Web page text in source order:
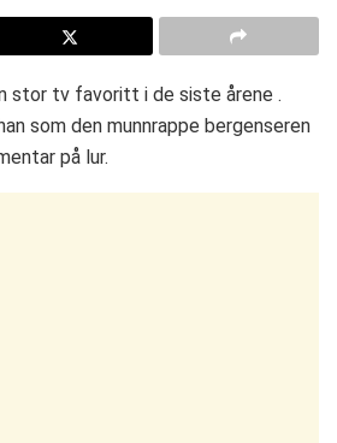
stor tv favoritt i de siste årene .
som den munnrappe bergenseren
på lur.